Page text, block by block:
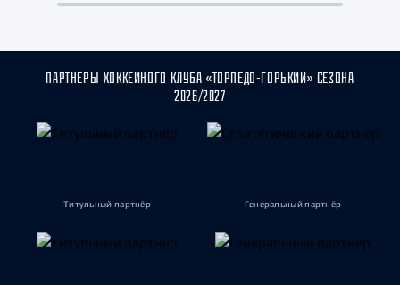
ПАРТНЁРЫ ХОККЕЙНОГО КЛУБА «ТОРПЕДО-ГОРЬКИЙ» СЕЗОНА
2026/2027
Титульный партнёр Генеральный партнёр